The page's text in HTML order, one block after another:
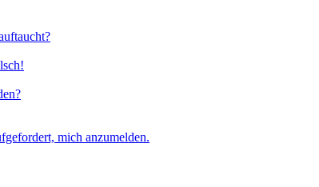
mich anzumelden.